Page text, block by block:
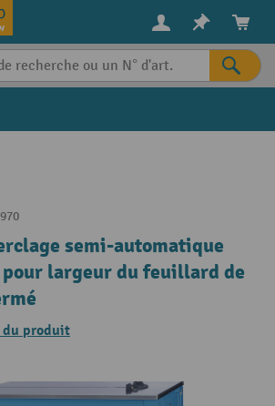
semi-automatique
pour largeur du feuillard de
du produit